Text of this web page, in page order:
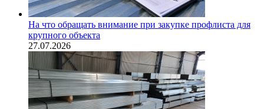
На что обращать внимание при закупке профлиста для
крупного объекта
27.07.2026